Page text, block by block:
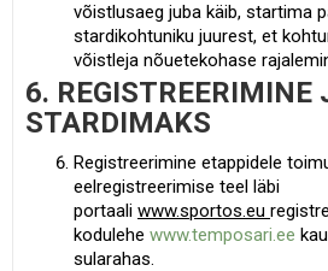
võistlusaeg juba käib, startima
stardikohtuniku juurest, et
võistleja nõuetekohase
6. REGISTREERIMINE
STARDIMAKS
Registreerimine etappidele
eelregistreerimise teel läbi
portaali www.sportos.eu
kodulehe www.temposari.ee
sularahas.